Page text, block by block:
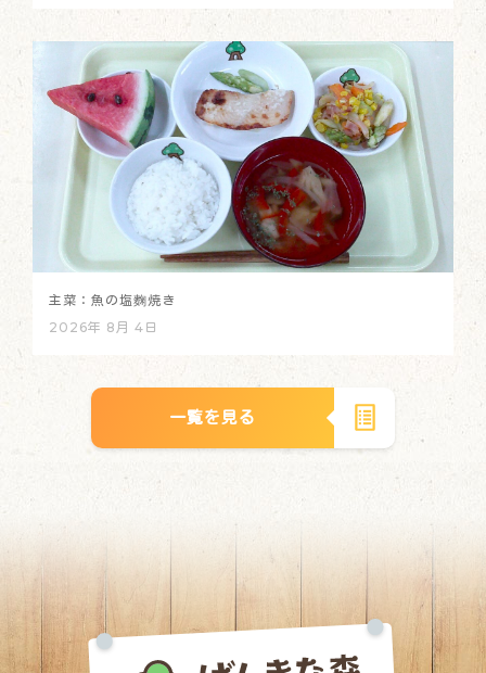
主菜：魚の塩麴焼き
2026年 8月 4日
一覧を見る